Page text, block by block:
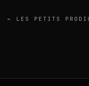
← LES PETITS